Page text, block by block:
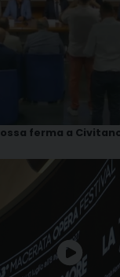
ferma a